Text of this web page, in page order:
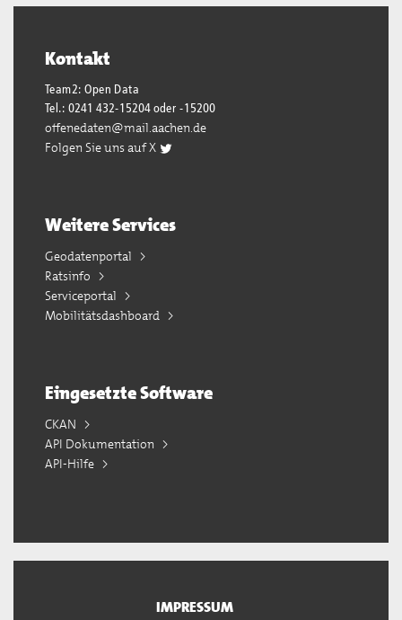
Kontakt
Team2: Open Data
Tel.: 0241 432-15204 oder -15200
offenedaten@mail.aachen.de
Folgen Sie uns auf X
Weitere Services
Geodatenportal
Ratsinfo
Serviceportal
Mobilitätsdashboard
Eingesetzte Software
CKAN
API Dokumentation
API-Hilfe
IMPRESSUM